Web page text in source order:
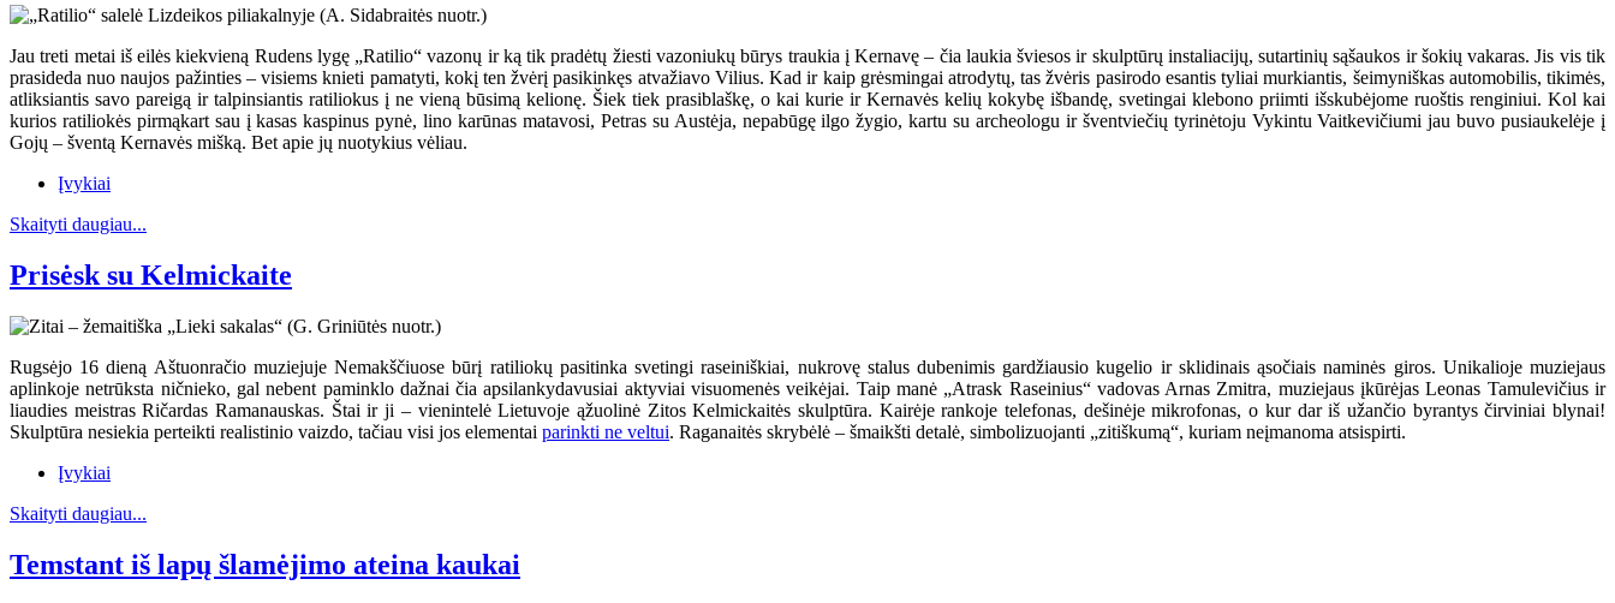
Jau treti metai iš eilės kiekvieną Rudens lygę „Ratilio“ vazonų ir ką tik pradėtų žiesti vazoniukų būrys traukia į Kernavę – čia laukia šviesos ir skulptūrų instaliacijų, sutartinių sąšaukos ir šokių vakaras. Jis vis tik
prasideda nuo naujos pažinties – visiems knieti pamatyti, kokį ten žvėrį pasikinkęs atvažiavo Vilius. Kad ir kaip grėsmingai atrodytų, tas žvėris pasirodo esantis tyliai murkiantis, šeimyniškas automobilis, tikimės,
atliksiantis savo pareigą ir talpinsiantis ratiliokus į ne vieną būsimą kelionę. Šiek tiek prasiblaškę, o kai kurie ir Kernavės kelių kokybę išbandę, svetingai klebono priimti išskubėjome ruoštis renginiui. Kol kai
kurios ratiliokės pirmąkart sau į kasas kaspinus pynė, lino karūnas matavosi, Petras su Austėja, nepabūgę ilgo žygio, kartu su archeologu ir šventviečių tyrinėtoju Vykintu Vaitkevičiumi jau buvo pusiaukelėje į
Gojų – šventą Kernavės mišką. Bet apie jų nuotykius vėliau.
Įvykiai
Skaityti daugiau...
Prisėsk su Kelmickaite
Rugsėjo 16 dieną Aštuonračio muziejuje Nemakščiuose būrį ratiliokų pasitinka svetingi raseiniškiai, nukrovę stalus dubenimis gardžiausio kugelio ir sklidinais ąsočiais naminės giros. Unikalioje muziejaus
aplinkoje netrūksta ničnieko, gal nebent paminklo dažnai čia apsilankydavusiai aktyviai visuomenės veikėjai. Taip manė „Atrask Raseinius“ vadovas Arnas Zmitra, muziejaus įkūrėjas Leonas Tamulevičius ir
liaudies meistras Ričardas Ramanauskas. Štai ir ji – vienintelė Lietuvoje ąžuolinė Zitos Kelmickaitės skulptūra. Kairėje rankoje telefonas, dešinėje mikrofonas, o kur dar iš užančio byrantys čirviniai blynai!
Skulptūra nesiekia perteikti realistinio vaizdo, tačiau visi jos elementai parinkti ne veltui. Raganaitės skrybėlė – šmaikšti detalė, simbolizuojanti „zitiškumą“, kuriam neįmanoma atsispirti.
Įvykiai
Skaityti daugiau...
Temstant iš lapų šlamėjimo ateina kaukai